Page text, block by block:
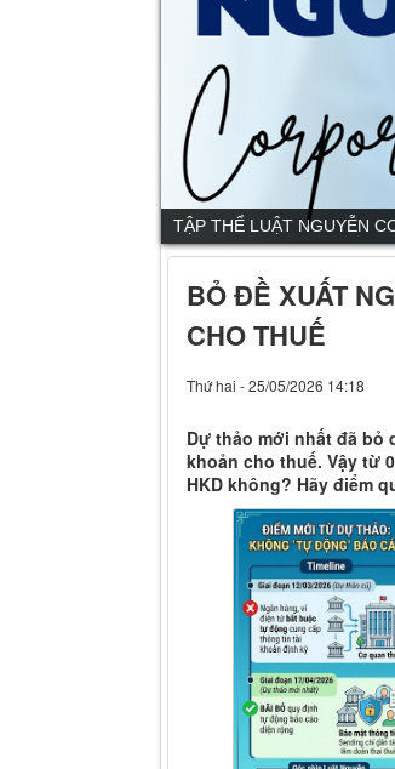
TẬP THỂ LUẬT NGUYỄN
BỎ ĐỀ XUẤT
CHO THUẾ
Thứ hai - 25/05/2026 14:18
Dự thảo mới nhất đã
khoản cho thuế. Vậy từ
HKD không? Hãy điểm